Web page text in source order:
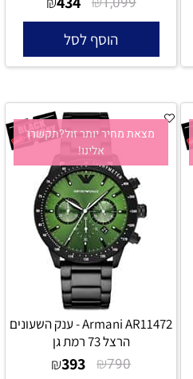
הוסף לסל
מצאת מחיר יותר זול?תקשרו
אלינו!
Armani AR11472 - ענק השעונים
הרצל 73 רמת גן
₪790
₪393